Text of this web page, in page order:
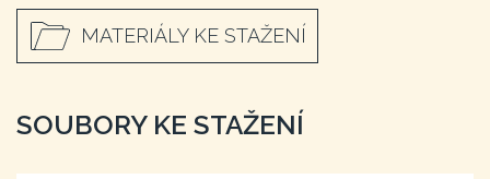
MATERIÁLY KE STAŽENÍ
SOUBORY KE STAŽENÍ